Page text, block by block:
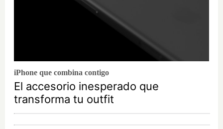
iPhone que combina contigo
El accesorio inesperado que
transforma tu outfit